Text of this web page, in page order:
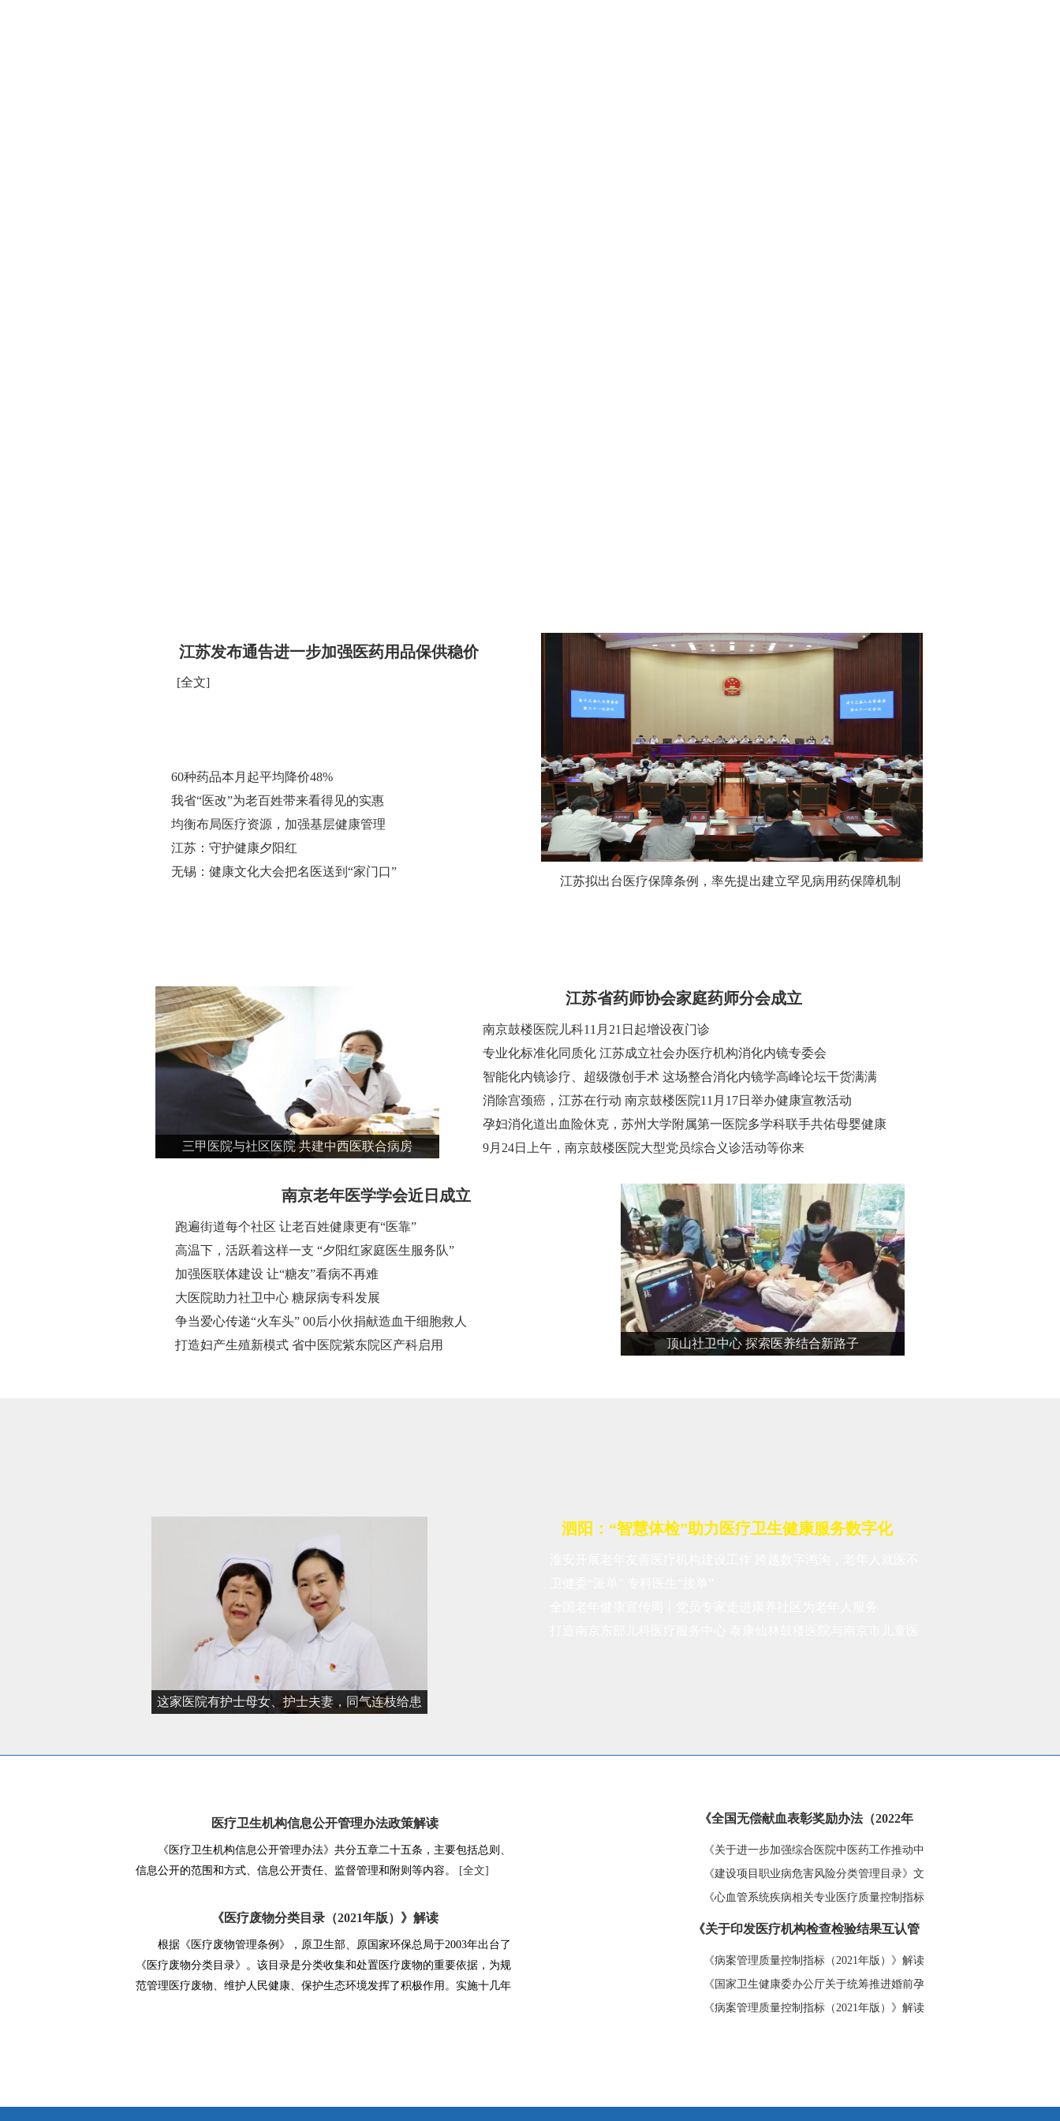
江苏发布通告进一步加强医药用品保供稳价
[全文]
60种药品本月起平均降价48%
我省“医改”为老百姓带来看得见的实惠
均衡布局医疗资源，加强基层健康管理
江苏：守护健康夕阳红
无锡：健康文化大会把名医送到“家门口”
江苏拟出台医疗保障条例，率先提出建立罕见病用药保障机制
三甲医院与社区医院 共建中西医联合病房
江苏省药师协会家庭药师分会成立
南京鼓楼医院儿科11月21日起增设夜门诊
专业化标准化同质化 江苏成立社会办医疗机构消化内镜专委会
智能化内镜诊疗、超级微创手术 这场整合消化内镜学高峰论坛干货满满
消除宫颈癌，江苏在行动 南京鼓楼医院11月17日举办健康宣教活动
孕妇消化道出血险休克，苏州大学附属第一医院多学科联手共佑母婴健康
9月24日上午，南京鼓楼医院大型党员综合义诊活动等你来
南京老年医学学会近日成立
跑遍街道每个社区 让老百姓健康更有“医靠”
高温下，活跃着这样一支 “夕阳红家庭医生服务队”
加强医联体建设 让“糖友”看病不再难
大医院助力社卫中心 糖尿病专科发展
争当爱心传递“火车头” 00后小伙捐献造血干细胞救人
打造妇产生殖新模式 省中医院紫东院区产科启用
顶山社卫中心 探索医养结合新路子
这家医院有护士母女、护士夫妻，同气连枝给患
泗阳：“智慧体检”助力医疗卫生健康服务数字化
医疗卫生机构信息公开管理办法政策解读
《医疗卫生机构信息公开管理办法》共分五章二十五条，主要包括总则、
信息公开的范围和方式、信息公开责任、监督管理和附则等内容。
[全文]
《医疗废物分类目录（2021年版）》解读
根据《医疗废物管理条例》，原卫生部、原国家环保总局于2003年出台了
《医疗废物分类目录》。该目录是分类收集和处置医疗废物的重要依据，为规
范管理医疗废物、维护人民健康、保护生态环境发挥了积极作用。实施十几年
《全国无偿献血表彰奖励办法（2022年
版）》修订解读
《关于进一步加强综合医院中医药工作推动中
西医协同发展的意见》解读
《建设项目职业病危害风险分类管理目录》文
件解读
《心血管系统疾病相关专业医疗质量控制指标
（2021年版）》解读
《关于印发医疗机构检查检验结果互认管
理办法的通知》解读
《病案管理质量控制指标（2021年版）》解读
《国家卫生健康委办公厅关于统筹推进婚前孕
前保健工作的通知》解读
《病案管理质量控制指标（2021年版）》解读